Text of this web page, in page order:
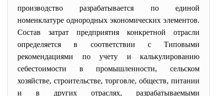
производстворазрабатывается по единой
номенклатуре однородных экономических элементов.
Состав затрат предприятия конкретной отрасли
определяется в соответствии с Типовыми
рекомендациями по учету и калькулированию
себестоимости в промышленности, сельском
хозяйстве, строительстве, торговле, обществ, питании
и в других отраслях, разрабатываемыми